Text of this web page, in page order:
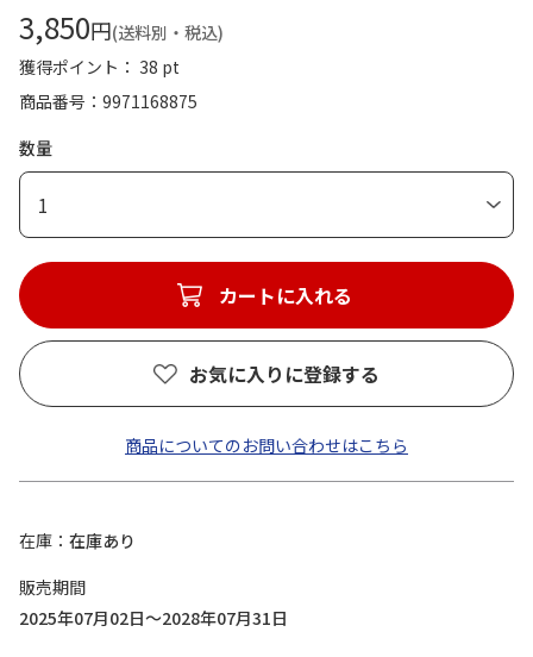
3,850円(送料別・税込)
獲得ポイント： 38 pt
商品番号
9971168875
数量
1
カートに入れる
お気に入りに登録する
商品についてのお問い合わせはこちら
在庫
在庫あり
販売期間
2025年07月02日～2028年07月31日